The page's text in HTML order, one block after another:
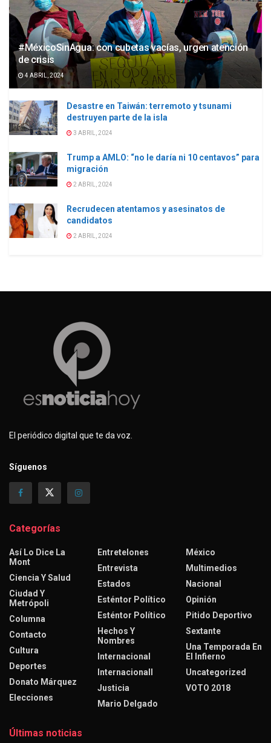
#MéxicoSinAgua: con cubetas vacías, urgen atención
de crisis
4 ABRIL, 2024
Desastre en Taiwán: terremoto y tsunami
destruyen parte de la isla
3 ABRIL, 2024
Trump a AMLO: “no le daría ni 10 centavos” para
migración
2 ABRIL, 2024
Recrudecen atentamos y asesinatos de
candidatos
2 ABRIL, 2024
El periódico digital que te da voz.
Síguenos
Categorías
Así Lo Dice La
Mont
Ciencia Y Salud
Ciudad Y
Metrópoli
Columna
Contacto
Cultura
Deportes
Donato Márquez
Elecciones
Entretelones
Entrevista
Estados
Esténtor Político
Esténtor Político
Hechos Y
Nombres
Internacional
Internacionall
Justicia
Mario Delgado
México
Multimedios
Nacional
Opinión
Pitido Deportivo
Sextante
Una Temporada En
El Infierno
Uncategorized
VOTO 2018
Últimas noticias